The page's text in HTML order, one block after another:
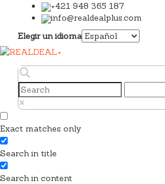
+421 948 365 187
info@realdealplus.com
Elegir un idioma
Exact matches only
Search in title
Search in content